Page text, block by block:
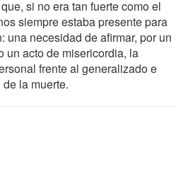
si no era tan fuerte como el
siempre estaba presente para
una necesidad de afirmar, por un
un acto de misericordia, la
frente al generalizado e
la muerte.